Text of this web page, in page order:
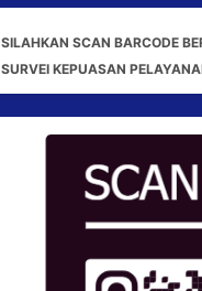
SILAHKAN SCAN BARCODE
SURVEI KEPUASAN